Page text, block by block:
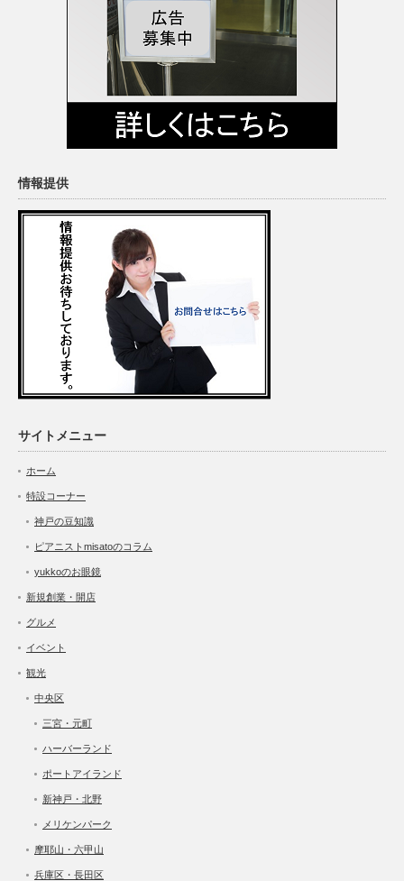
情報提供
サイトメニュー
ホーム
特設コーナー
神戸の豆知識
ピアニストmisatoのコラム
yukkoのお眼鏡
新規創業・開店
グルメ
イベント
観光
中央区
三宮・元町
ハーバーランド
ポートアイランド
新神戸・北野
メリケンパーク
摩耶山・六甲山
兵庫区・長田区